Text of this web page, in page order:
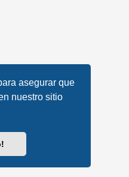
asegurar que
nuestro sitio